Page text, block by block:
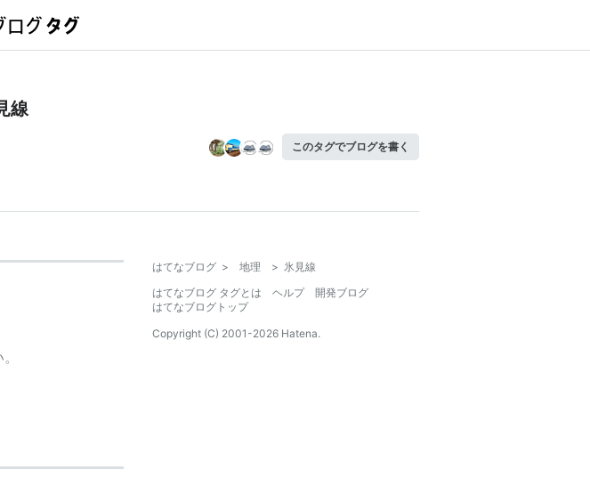
線
このタグでブログを書く
はてなブログ > 地理 > 氷見線
はてなブログ タグとは
ヘルプ
開発ブログ
はてなブログトップ
Copyright (C) 2001-2026 Hatena.